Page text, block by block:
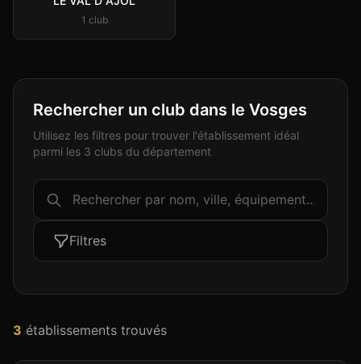
1 club
Rechercher un club dans le Vosges
Utilisez les filtres pour trouver l'établissement idéal
parmi les 3 clubs du département
Filtres
3 établissements trouvés